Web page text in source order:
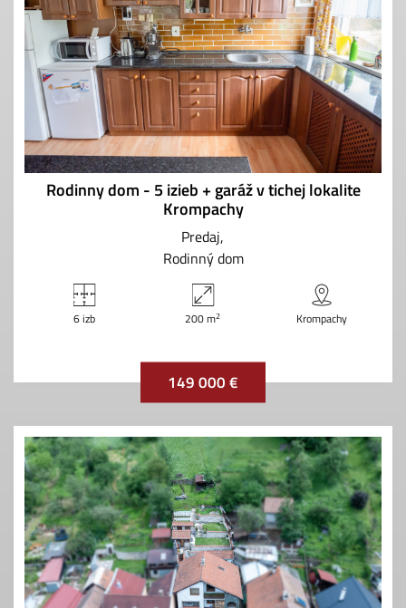
Rodinny dom - 5 izieb + garáž v tichej lokalite
Krompachy
Predaj
Rodinný dom
6 izb 200 m2 Krompachy
149 000 €